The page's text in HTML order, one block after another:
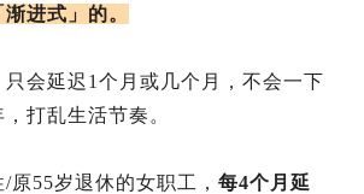
进式」的。
会延迟1个月或几个月，不会一下
打乱生活节奏。
原55岁退休的女职工， 每4个月延